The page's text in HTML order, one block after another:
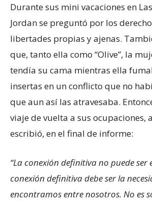
Durante sus mini vacaciones en
Jordan se preguntó por los
libertades propias y ajenas.
que, tanto ella como “Olive”, la
tendía su cama mientras ella
insertas en un conflicto que no
que aun así las atravesaba.
viaje de vuelta a sus ocupaciones,
escribió, en el final de informe:
“La conexión definitiva no puede ser
conexión definitiva debe ser la
encontramos entre nosotros. No es